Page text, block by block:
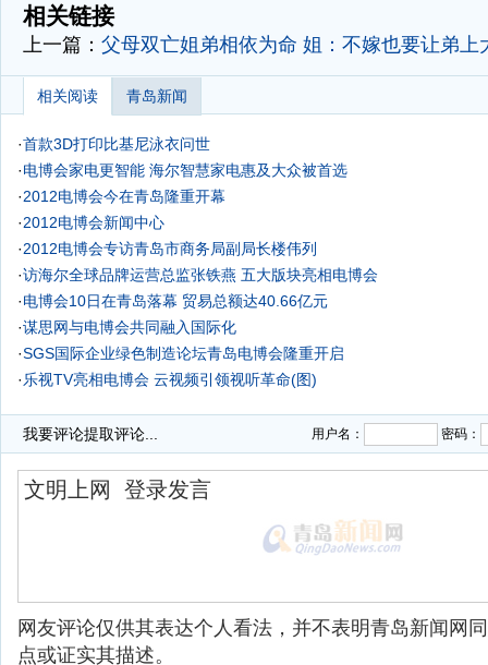
相关链接
上一篇： 父母双亡姐弟相依为命 姐：不嫁也要让弟上
相关阅读 青岛新闻
·首款3D打印比基尼泳衣问世
·电博会家电更智能 海尔智慧家电惠及大众被首选
·2012电博会今在青岛隆重开幕
·2012电博会新闻中心
·2012电博会专访青岛市商务局副局长楼伟列
·访海尔全球品牌运营总监张铁燕 五大版块亮相电博会
·电博会10日在青岛落幕 贸易总额达40.66亿元
·谋思网与电博会共同融入国际化
·SGS国际企业绿色制造论坛青岛电博会隆重开启
· 乐视TV亮相电博会 云视频引领视听革命(图)
我要评论提取评论... 用户名： 密码：
网友评论仅供其表达个人看法，并不表明青岛新闻网
点或证实其描述。